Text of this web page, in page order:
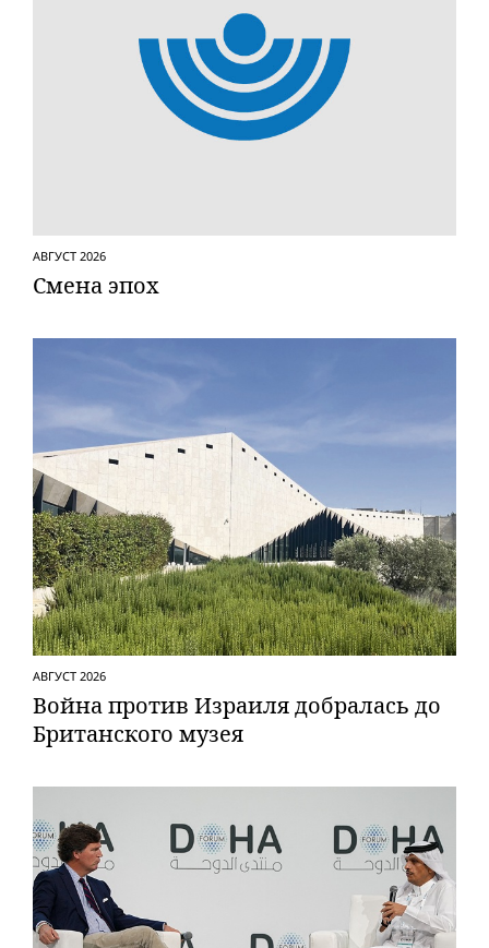
АВГУСТ 2026
Смена эпох
АВГУСТ 2026
Вой­на против Израиля добралась до
Британского музея